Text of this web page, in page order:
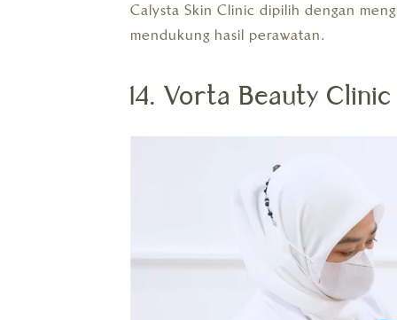
Calysta Skin Clinic dipilih dengan
mendukung hasil perawatan.
14. Vorta Beauty